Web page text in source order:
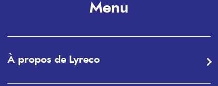
Menu
À propos de Lyreco